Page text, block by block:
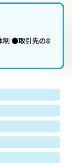
制 ●取引先の8